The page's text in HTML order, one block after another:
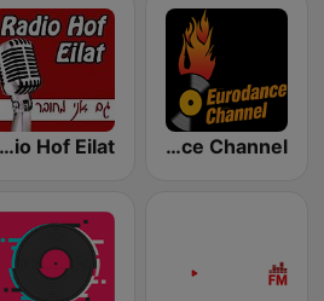
Eurodance Channel Radio Hof Eilat (רדיו חוף אילת‎)